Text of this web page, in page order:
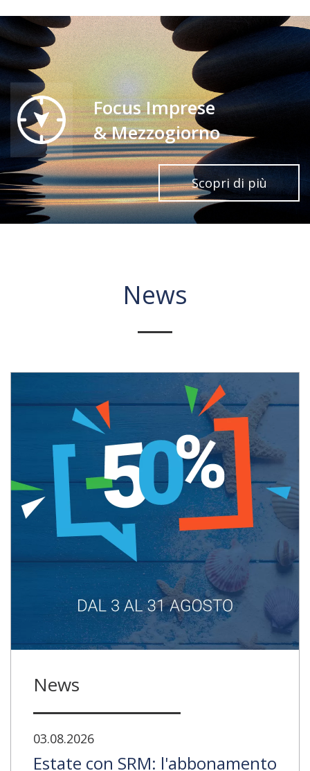
Focus Imprese
& Mezzogiorno
Scopri di più
News
News
03.08.2026
Estate con SRM: l'abbonamento